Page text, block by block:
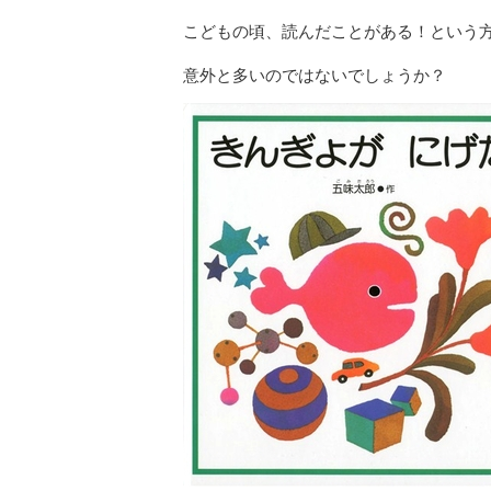
こどもの頃、読んだことがある！という
意外と多いのではないでしょうか？